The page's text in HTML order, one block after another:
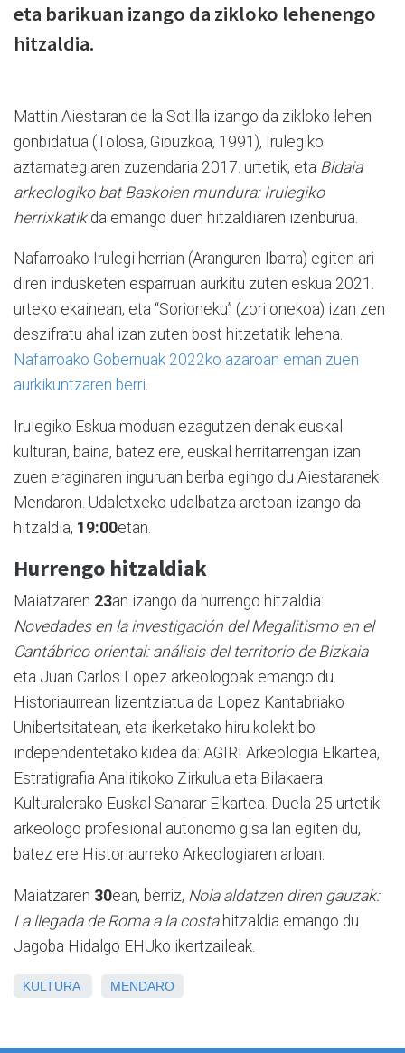
eta barikuan izango da zikloko lehenengo
hitzaldia.
Mattin Aiestaran de la Sotilla izango da zikloko lehen
gonbidatua (Tolosa, Gipuzkoa, 1991), Irulegiko
aztarnategiaren zuzendaria 2017. urtetik, eta Bidaia
arkeologiko bat Baskoien mundura: Irulegiko
herrixkatikda emango duen hitzaldiaren izenburua.
Nafarroako Irulegi herrian (Aranguren Ibarra) egiten ari
diren indusketen esparruan aurkitu zuten eskua 2021.
urteko ekainean, eta “Sorioneku” (zori onekoa) izan zen
deszifratu ahal izan zuten bost hitzetatik lehena.
Nafarroako Gobernuak 2022ko azaroan eman zuen
aurkikuntzaren berri.
Irulegiko Eskua moduan ezagutzen denak euskal
kulturan, baina, batez ere, euskal herritarrengan izan
zuen eraginaren inguruan berba egingo du Aiestaranek
Mendaron. Udaletxeko udalbatza aretoan izango da
hitzaldia, 19:00etan.
Hurrengo hitzaldiak
Maiatzaren 23an izango da hurrengo hitzaldia:
Novedades en la investigación del Megalitismo en el
Cantábrico oriental: análisis del territorio de Bizkaia
eta Juan Carlos Lopez arkeologoak emango du.
Historiaurrean lizentziatua da Lopez Kantabriako
Unibertsitatean, eta ikerketako hiru kolektibo
independentetako kidea da: AGIRI Arkeologia Elkartea,
Estratigrafia Analitikoko Zirkulua eta Bilakaera
Kulturalerako Euskal Saharar Elkartea. Duela 25 urtetik
arkeologo profesional autonomo gisa lan egiten du,
batez ere Historiaurreko Arkeologiaren arloan.
Maiatzaren 30ean, berriz, Nola aldatzen diren gauzak:
La llegada de Roma a la costahitzaldia emango du
Jagoba Hidalgo EHUko ikertzaileak.
KULTURA MENDARO